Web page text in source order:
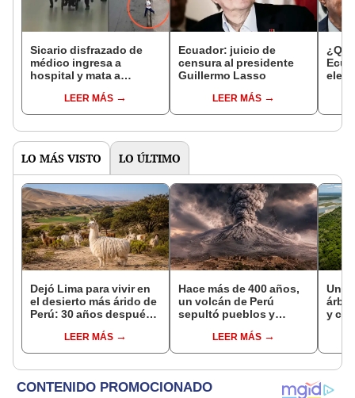
Sicario disfrazado de
médico ingresa a
hospital y mata a
internadoLEER MÁS
Ecuador: juicio de
censura al presidente
Guillermo Lasso
LEER MÁS
LO MÁS VISTO LO ÚLTIMO
Dejó Lima para vivir en
el desierto más árido de
Perú: 30 años después,
creó un sorprendente
ecosistema
LEER MÁS
Hace más de 400 años,
un volcán de Perú
sepultó pueblos y
veranos más fríos de la
historia: sigue bajo
LEER MÁS
Un
y
de